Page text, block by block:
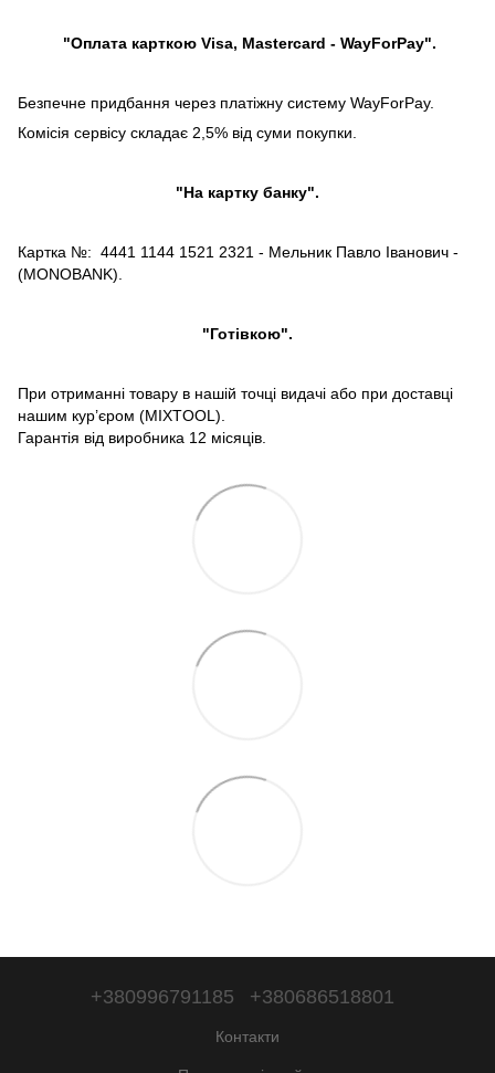
"Оплата карткою Visa, Mastercard - WayForPay".
Безпечне придбання через платіжну систему WayForPay.
Комісія сервісу складає 2,5% від суми покупки.
"На картку банку".
Картка №: 4441 1144 1521 2321 - Мельник Павло Іванович -
(MONOBANK).
"Готівкою".
При отриманні товару в нашій точці видачі або при доставці
нашим кур’єром (MIXTOOL).
Гарантія від виробника 12 місяців.
+380996791185 +380686518801
Контакти